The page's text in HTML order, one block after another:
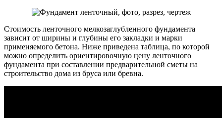
Стоимость ленточного мелкозаглубленного фундамента
зависит от ширины и глубины его закладки и марки
применяемого бетона. Ниже приведена таблица, по которой
можно определить ориентировочную цену ленточного
фундамента при составлении предварительной сметы на
строительство дома из бруса или бревна.